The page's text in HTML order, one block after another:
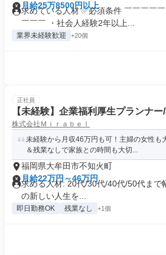
月給25万8500円以上
求めている人材 ✅必須条件 ￣￣￣￣
￣￣￣ ・社会人経験2年以上...
業界未経験歓迎 +20個
正社員
【未経験】企業福利厚生プランナ
株式会社Ｍｉｒａｂｅｌ
未経験から月収46万円も可！主婦の女性
＆残業なしで家族との時間も大切...
福岡県大牟田市不知火町
月給22万円～46万円
求める人材: 20代/30代/40代/50代まで
の新しい人生を...
即日勤務OK 残業なし +1個